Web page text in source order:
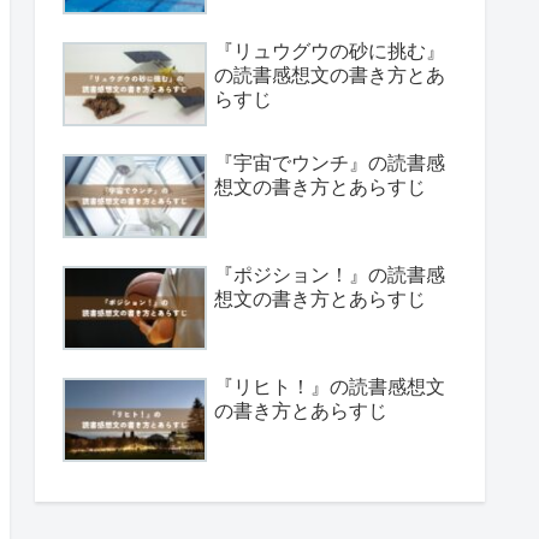
『リュウグウの砂に挑む』
の読書感想文の書き方とあ
らすじ
『宇宙でウンチ』の読書感
想文の書き方とあらすじ
『ポジション！』の読書感
想文の書き方とあらすじ
『リヒト！』の読書感想文
の書き方とあらすじ